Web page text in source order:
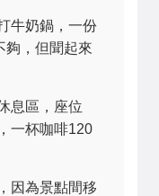
牛奶鍋，一份
夠，但聞起來
息區，座位
一杯咖啡120
因為景點間移